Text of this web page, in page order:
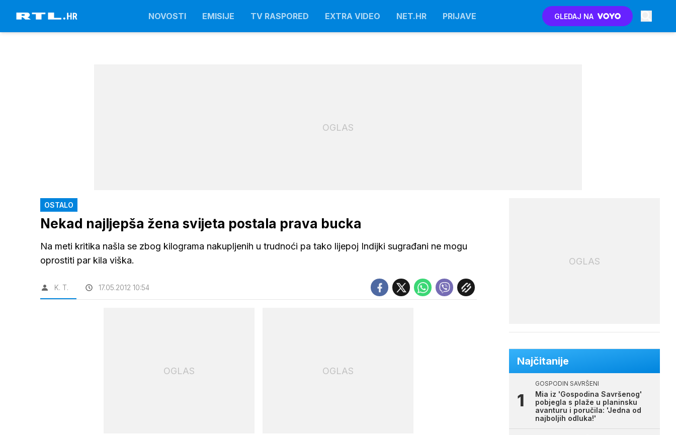
NOVOSTI EMISIJE TV RASPORED EXTRA VIDEO NET.HR PRIJAVE GLEDAJ NA
OGLAS
OSTALO
Nekad najljepša žena svijeta postala prava bucka
Na meti kritika našla se zbog kilograma nakupljenih u trudnoći pa tako lijepoj Indijki sugrađani ne mogu
oprostiti par kila viška.
K. T. 17.05.2012 10:54
OGLAS OGLAS
OGLAS
Najčitanije
GOSPODIN SAVRŠENI
Mia iz 'Gospodina Savršenog'
pobjegla s plaže u planinsku
avanturu i poručila: 'Jedna od
najboljih odluka!'